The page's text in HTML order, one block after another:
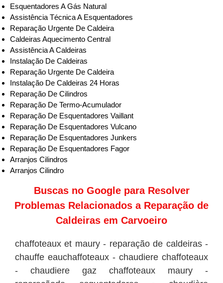
Esquentadores A Gás Natural
Assistência Técnica A Esquentadores
Reparação Urgente De Caldeira
Caldeiras Aquecimento Central
Assistência A Caldeiras
Instalação De Caldeiras
Reparação Urgente De Caldeira
Instalação De Caldeiras 24 Horas
Reparação De Cilindros
Reparação De Termo-Acumulador
Reparação De Esquentadores Vaillant
Reparação De Esquentadores Vulcano
Reparação De Esquentadores Junkers
Reparação De Esquentadores Fagor
Arranjos Cilindros
Arranjos Cilindro
Buscas no Google para Resolver
Problemas Relacionados a Reparação de
Caldeiras em Carvoeiro
chaffoteaux et maury - reparação de caldeiras -
chauffe eauchaffoteaux - chaudiere chaffoteaux
- chaudiere gaz chaffoteaux maury -